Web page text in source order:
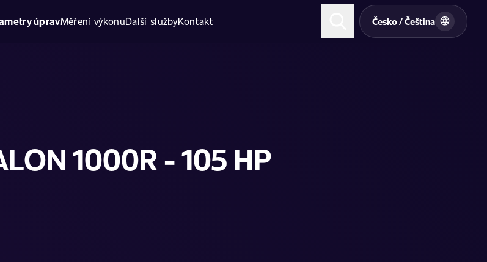
úpravMěření výkonuDalší službyKontakt Česko / Čeština
1000R - 105 HP